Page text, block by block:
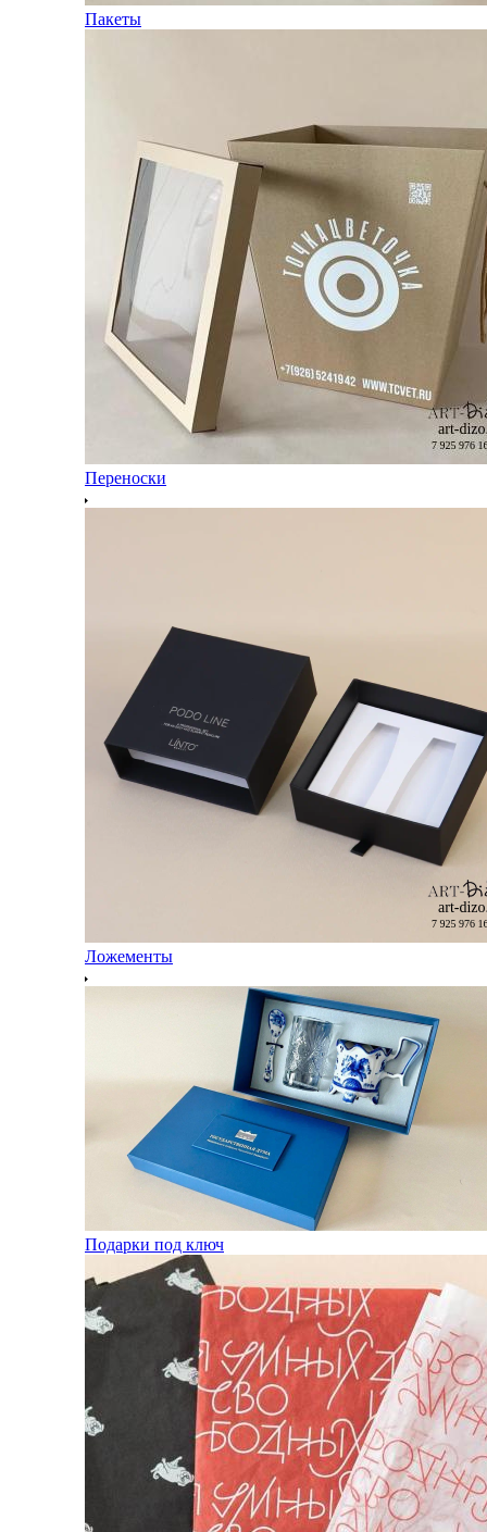
Пакеты
Переноски
Ложементы
Подарки под ключ